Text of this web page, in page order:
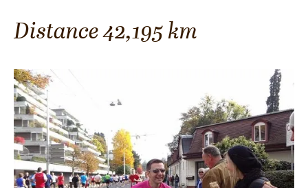
Distance 42,195 km